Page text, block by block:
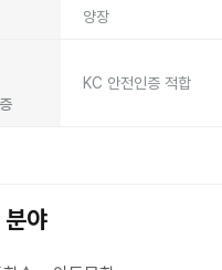
양장
KC 안전인증 적합
분야